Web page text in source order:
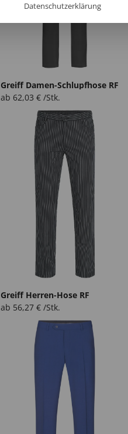
Greiff Damen-Schlupfhose RF
ab 62,03€ /Stk.
Greiff Herren-Hose RF
ab 56,27€ /Stk.
Datenschutzerklärung